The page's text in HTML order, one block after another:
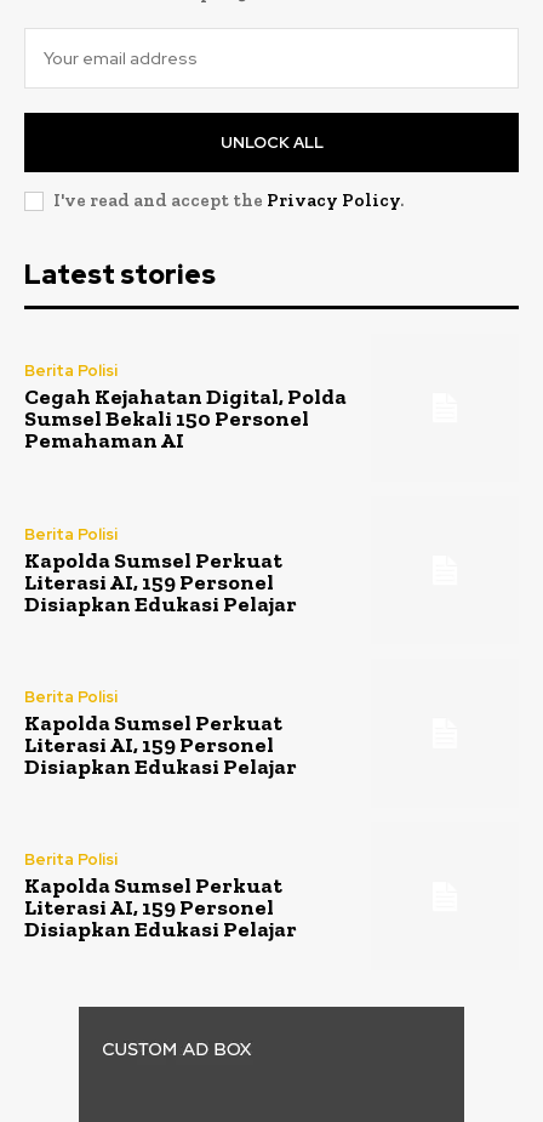
UNLOCK ALL
I've read and accept the Privacy Policy.
Latest stories
Berita Polisi
Cegah Kejahatan Digital, Polda
Sumsel Bekali 150 Personel
Pemahaman AI
Berita Polisi
Kapolda Sumsel Perkuat
Literasi AI, 159 Personel
Disiapkan Edukasi Pelajar
Berita Polisi
Kapolda Sumsel Perkuat
Literasi AI, 159 Personel
Disiapkan Edukasi Pelajar
Berita Polisi
Kapolda Sumsel Perkuat
Literasi AI, 159 Personel
Disiapkan Edukasi Pelajar